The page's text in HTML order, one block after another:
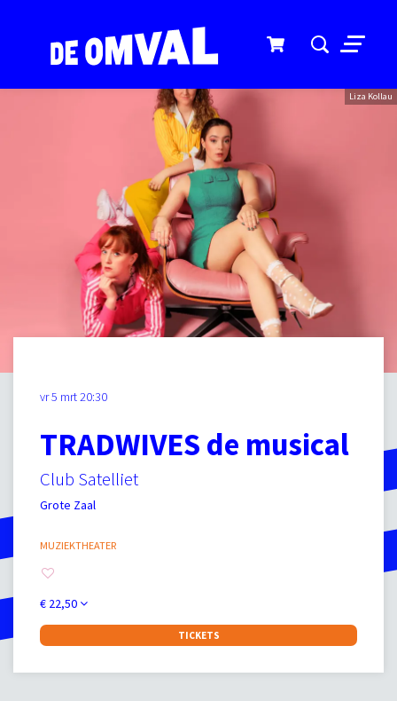
Menu
Liza Kollau
TRADWIVES de musical
Club Satelliet
vr 5 mrt20:30
Grote Zaal
MUZIEKTHEATER
€ 22,50
TICKETS